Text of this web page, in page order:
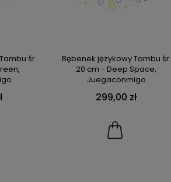
śr.
Bębenek językowy Tambu śr.
20 cm - Deep Space,
Juegaconmigo
299,00 zł